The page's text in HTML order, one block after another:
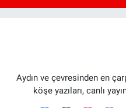
Aydın ve çevresinden en
köşe yazıları, canlı